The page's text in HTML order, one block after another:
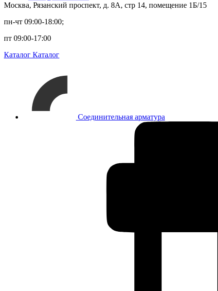
Москва, Рязанский проспект, д. 8А, стр 14, помещение 1Б/15
пн-чт 09:00-18:00;
пт 09:00-17:00
Каталог Каталог
Соединительная арматура